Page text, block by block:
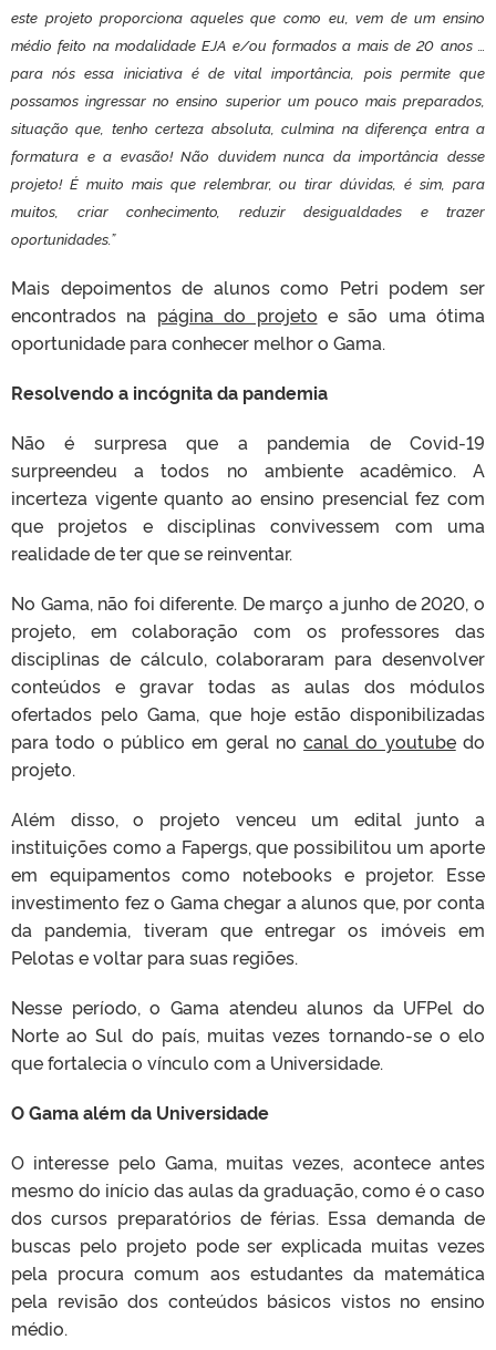
este projeto proporciona aqueles que como eu, vem de um ensino
médio feito na modalidade EJA e/ou formados a mais de 20 anos …
para nós essa iniciativa é de vital importância, pois permite que
possamos ingressar no ensino superior um pouco mais preparados,
situação que, tenho certeza absoluta, culmina na diferença entra a
formatura e a evasão! Não duvidem nunca da importância desse
projeto! É muito mais que relembrar, ou tirar dúvidas, é sim, para
muitos, criar conhecimento, reduzir desigualdades e trazer
oportunidades.”
Mais depoimentos de alunos como Petri podem ser
encontrados na página do projeto e são uma ótima
oportunidade para conhecer melhor o Gama.
Resolvendo a incógnita da pandemia
Não é surpresa que a pandemia de Covid-19
surpreendeu a todos no ambiente acadêmico. A
incerteza vigente quanto ao ensino presencial fez com
que projetos e disciplinas convivessem com uma
realidade de ter que se reinventar.
No Gama, não foi diferente. De março a junho de 2020, o
projeto, em colaboração com os professores das
disciplinas de cálculo, colaboraram para desenvolver
conteúdos e gravar todas as aulas dos módulos
ofertados pelo Gama, que hoje estão disponibilizadas
para todo o público em geral nocanal do youtubedo
projeto.
Além disso, o projeto venceu um edital junto a
instituições como a Fapergs, que possibilitou um aporte
em equipamentos como notebooks e projetor. Esse
investimento fez o Gama chegar a alunos que, por conta
da pandemia, tiveram que entregar os imóveis em
Pelotas e voltar para suas regiões.
Nesse período, o Gama atendeu alunos da UFPel do
Norte ao Sul do país, muitas vezes tornando-se o elo
que fortalecia o vínculo com a Universidade.
O Gama além da Universidade
O interesse pelo Gama, muitas vezes, acontece antes
mesmo do início das aulas da graduação, como é o caso
dos cursos preparatórios de férias. Essa demanda de
buscas pelo projeto pode ser explicada muitas vezes
pela procura comum aos estudantes da matemática
pela revisão dos conteúdos básicos vistos no ensino
médio.